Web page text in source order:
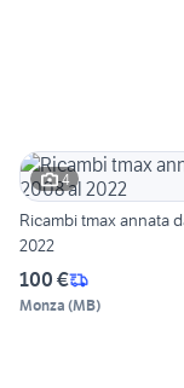
4
Ricambi tmax annata
2022
100 €
Monza (MB)